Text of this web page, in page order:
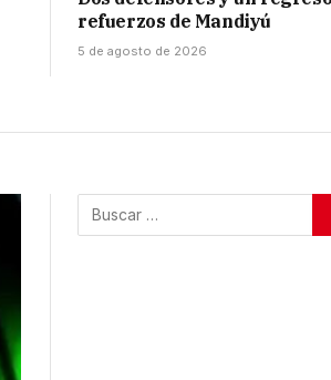
refuerzos de Mandiyú
5 de agosto de 2026